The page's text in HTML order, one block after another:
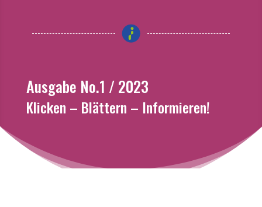
Ausgabe No.1 / 2023
Klicken – Blättern – Informieren!